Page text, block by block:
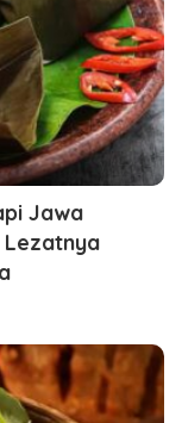
Jawa
Lezatnya